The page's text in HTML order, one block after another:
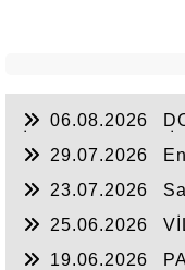
06.08.2026
29.07.2026
23.07.2026
25.06.2026
19.06.2026